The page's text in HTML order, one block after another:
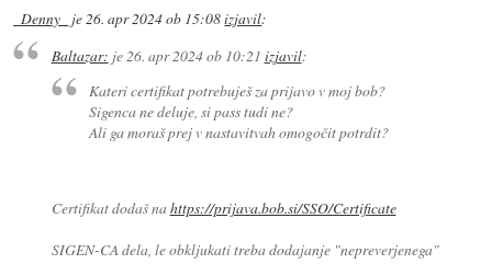
_Denny_ je26. apr 2024 ob 15:08izjavil:
Baltazar: je 26. apr 2024 ob 10:21 izjavil:
Kateri certifikat potrebuješ za prijavo v moj bob?
Sigenca ne deluje, si pass tudi ne?
Ali ga moraš prej v nastavitvah omogočit potrdit?
Certifikat dodaš nahttps://prijava.bob.si/SSO/Certificate
SIGEN-CA dela, le obkljukati treba dodajanje "nepreverjenega"